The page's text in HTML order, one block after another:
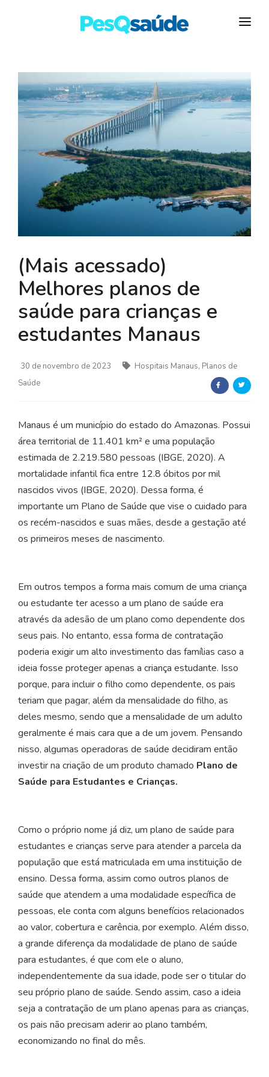
PLANOS DE SAÚDE
LABORATÓRIOS
MAIS…
(Mais acessado)
Melhores planos de
saúde para crianças e
estudantes Manaus
30 de novembro de 2023
Hospitais Manaus, Planos de
Saúde
Manaus é um município do estado do Amazonas. Possui
área territorial de 11.401 km² e uma população
estimada de 2.219.580 pessoas (IBGE, 2020). A
mortalidade infantil fica entre 12.8 óbitos por mil
nascidos vivos (IBGE, 2020). Dessa forma, é
importante um Plano de Saúde que vise o cuidado para
os recém-nascidos e suas mães, desde a gestação até
os primeiros meses de nascimento.
Em outros tempos a forma mais comum de uma criança
ou estudante ter acesso a um plano de saúde era
através da adesão de um plano como dependente dos
seus pais. No entanto, essa forma de contratação
poderia exigir um alto investimento das famílias caso a
ideia fosse proteger apenas a criança estudante. Isso
porque, para incluir o filho como dependente, os pais
teriam que pagar, além da mensalidade do filho, as
deles mesmo, sendo que a mensalidade de um adulto
geralmente é mais cara que a de um jovem. Pensando
nisso, algumas operadoras de saúde decidiram então
investir na criação de um produto chamado Plano de
Saúde para Estudantes e Crianças.
Como o próprio nome já diz, um plano de saúde para
estudantes e crianças serve para atender a parcela da
população que está matriculada em uma instituição de
ensino. Dessa forma, assim como outros planos de
saúde que atendem a uma modalidade específica de
pessoas, ele conta com alguns benefícios relacionados
ao valor, cobertura e carência, por exemplo. Além disso,
a grande diferença da modalidade de plano de saúde
para estudantes, é que com ele o aluno,
independentemente da sua idade, pode ser o titular do
seu próprio plano de saúde. Sendo assim, caso a ideia
seja a contratação de um plano apenas para as crianças,
os pais não precisam aderir ao plano também,
economizando no final do mês.